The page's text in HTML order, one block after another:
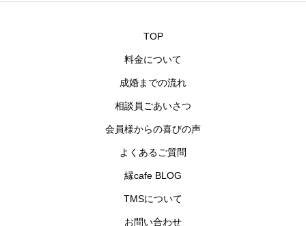
TOP
料金について
成婚までの流れ
相談員ごあいさつ
会員様からの喜びの声
よくあるご質問
縁cafe BLOG
TMSについて
お問い合わせ